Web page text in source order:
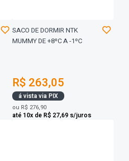
SACO DE DORMIR NTK
MUMMY DE +8ºC A -1ºC
R$ 263,05
á vista via PIX
ou R$ 276,90
até 10x de R$ 27,69 s/juros